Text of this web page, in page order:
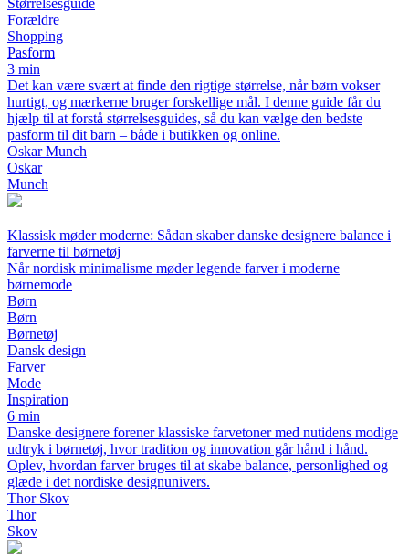
Størrelsesguide
Forældre
Shopping
Pasform
3 min
Det kan være svært at finde den rigtige størrelse, når børn vokser
hurtigt, og mærkerne bruger forskellige mål. I denne guide får du
hjælp til at forstå størrelsesguides, så du kan vælge den bedste
pasform til dit barn – både i butikken og online.
Oskar Munch
Oskar
Munch
Klassisk møder moderne: Sådan skaber danske designere balance i
farverne til børnetøj
Når nordisk minimalisme møder legende farver i moderne
børnemode
Børn
Børn
Børnetøj
Dansk design
Farver
Mode
Inspiration
6 min
Danske designere forener klassiske farvetoner med nutidens modige
udtryk i børnetøj, hvor tradition og innovation går hånd i hånd.
Oplev, hvordan farver bruges til at skabe balance, personlighed og
glæde i det nordiske designunivers.
Thor Skov
Thor
Skov